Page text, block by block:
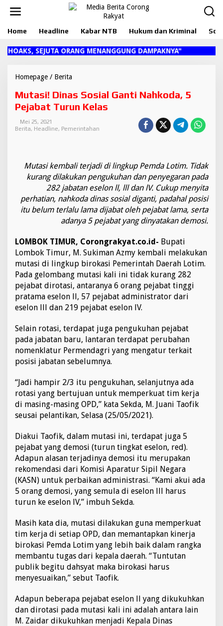
Home Headline Kabar NTB Hukum dan Kriminal
SEJUTA ORANG MENANGGUNG DAMPAKNYA"
Homepage / Berita
t
a
s
!
a
s
S
o
s
i
a
G
n
t
i
a
h
k
d
a
5
P
j
a
a
t
u
r
n
K
e
a
Mutasi! Dinas Sosial Ganti Nahkoda, 5
Pejabat Turun Kelas
Mei 25, 2021
Berita, Headline, Pemerintahan
Mutasi kembali terjadi di lingkup Pemda Lotim. Tidak
kurang dilakukan pengukuhan dan penyegaran pada
282 jabatan eselon ll, lll dan lV. Cukup menyita
perhatian, nahkoda dinas sosial diganti, padahal posisi
itu belum terlalu lama dijabat oleh pejabat lama, serta
adanya 5 pejabat yang dinyatakan demosi.
LOMBOK TIMUR, Corongrakyat.co.id- Bupati
Lombok Timur, M. Sukiman Azmy kembali melakukan
mutasi di lingkup birokasi Pemerintah Daerah Lotim.
Pada gelombang mutasi kali ini tidak kurang 282
pejabat dirotasi, antaranya 6 orang pejabat tinggi
pratama eselon ll, 57 pejabat administrator dari
eselon lll dan 219 pejabat eselon lV.
Selain rotasi, terdapat juga pengukuhan pejabat
pada jabatan baru, lantaran terdapat perubahan
nomenklatur Permendagri yang mengatur terkait
posisi jabatan sebelumnya.
“Jadi hampir 2/3 itu pengukuhan, selanjutnya ada
rotasi yang bertujuan untuk memperkuat tim kerja
di masing-masing OPD,” kata Sekda, M. Juani Taofik
seusai pelantikan, Selasa (25/05/2021).
Diakui Taofik, dalam mutasi ini, terdapat juga 5
pejabat yang demosi (turun tingkat eselon, red).
Adapun alasan terjadinya demosi itu merupakan
rekomendasi dari Komisi Aparatur Sipil Negara
(KASN) untuk perbaikan administrasi. “Kami akui ada
5 orang demosi, yang semula di eselon lll harus
turun ke eselon lV,” imbuh Sekda.
Masih kata dia, mutasi dilakukan guna memperkuat
tim kerja di setiap OPD, dan memantapkan kinerja
birokasi Pemda Lotim yang lebih baik dalam rangka
membantu tugas dari kepala daerah. “Tuntutan
publik begitu dahsyat maka birokasi harus
menyesuaikan,” sebut Taofik.
Adapun beberapa pejabat eselon ll yang dikukuhkan
dan dirotasi pada mutasi kali ini adalah antara lain
M. Zaidar dikukuhkan menjadi Kepala Dinas